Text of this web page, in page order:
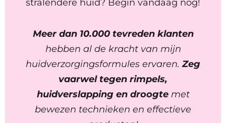
stralendere huid? Begin vandaag nog!
Meer dan 10.000 tevreden klanten
hebben al de kracht van mijn
huidverzorgingsformules ervaren.Zeg
vaarwel tegen rimpels,
huidverslapping en droogtemet
bewezen technieken en effectieve